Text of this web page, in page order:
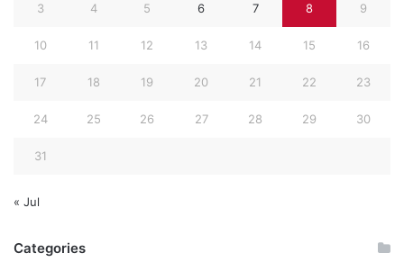
3 4 5 6 7 8 9
10 11 12 13 14 15 16
17 18 19 20 21 22 23
24 25 26 27 28 29 30
31
« Jul
Categories